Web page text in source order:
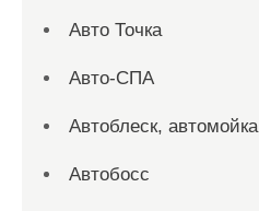
Авто Точка
Авто-СПА
Автоблеск, автомойка
Автобосс